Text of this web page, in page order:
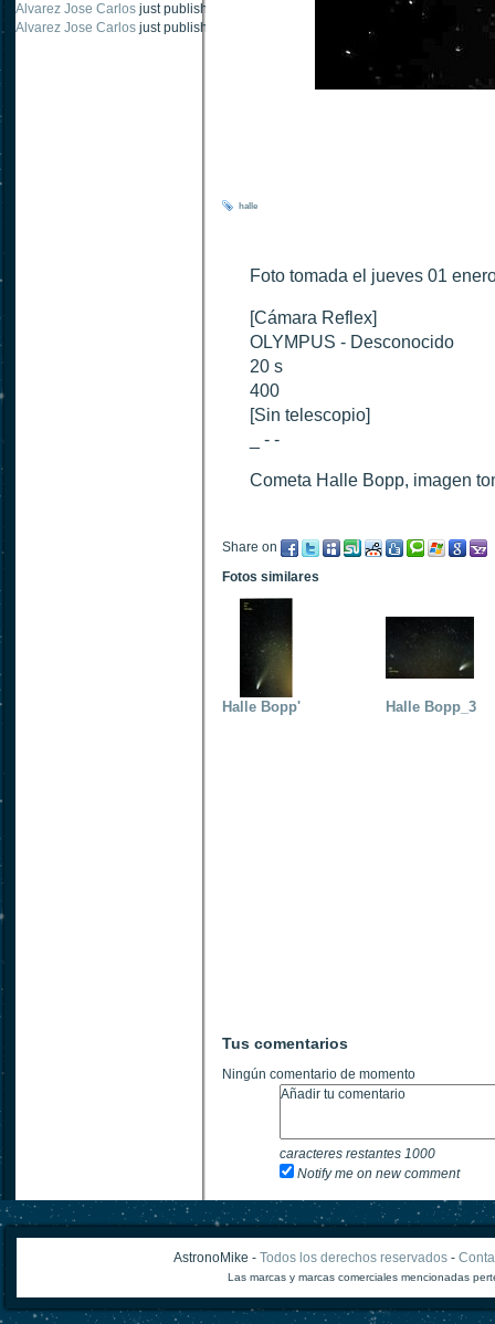
Alvarez Jose Carlos just published "
Alvarez Jose Carlos just published " ".
halle
Foto tomada el jueves 01
[Cámara Reflex]
OLYMPUS - Desconocido
20 s
400
[Sin telescopio]
_ - -
Cometa Halle Bopp, imagen
Share on
Fotos similares
Halle Bopp' Halle Bopp_3
Tus comentarios
Ningún comentario de momento
caracteres restantes 1000
Notify me on new comment
AstronoMike - Todos los derechos reservados-
Las marcas y marcas comerciales mencionadas